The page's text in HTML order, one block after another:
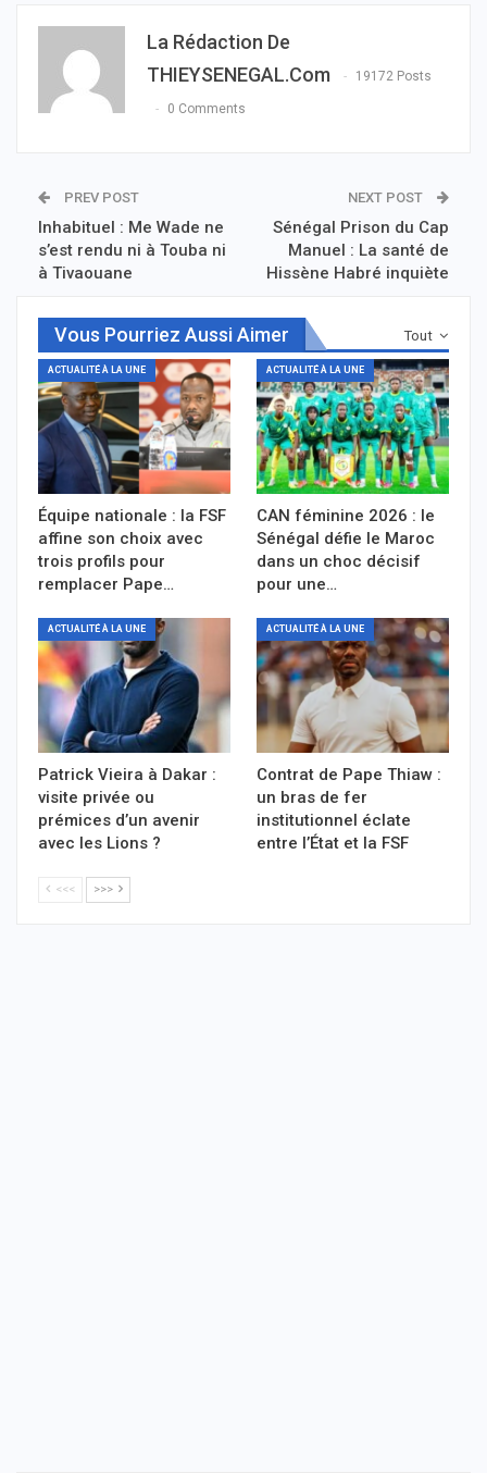
La Rédaction De
THIEYSENEGAL.com
19172 Posts
0 Comments
PREV POST
Inhabituel : Me Wade ne
s’est rendu ni à Touba ni
à Tivaouane
NEXT POST
Sénégal Prison du Cap
Manuel : La santé de
Hissène Habré inquiète
Tout
Vous Pourriez Aussi Aimer
ACTUALITÉ À LA UNE
Équipe nationale : la FSF
affine son choix avec
trois profils pour
remplacer Pape…
ACTUALITÉ À LA UNE
CAN féminine 2026 : le
Sénégal défie le Maroc
dans un choc décisif
pour une…
ACTUALITÉ À LA UNE
Patrick Vieira à Dakar :
visite privée ou
prémices d’un avenir
avec les Lions ?
ACTUALITÉ À LA UNE
Contrat de Pape Thiaw :
un bras de fer
institutionnel éclate
entre l’État et la FSF
<<< >>>